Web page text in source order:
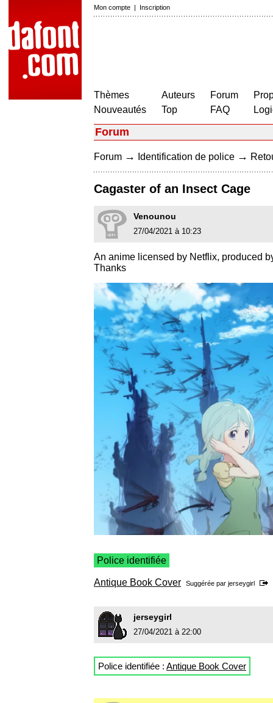
Mon compte | Inscription
Thèmes
Nouveautés
Auteurs
Top
Forum
FAQ
Forum
Forum → Identification de police →
Cagaster of an Insect Cage
Venounou
27/04/2021 à 10:23
An anime licensed by Netflix, produced
Thanks
Police identifiée
Antique Book Cover Suggérée par jerseygirl
jerseygirl
27/04/2021 à 22:00
Police identifiée : Antique Book Cover